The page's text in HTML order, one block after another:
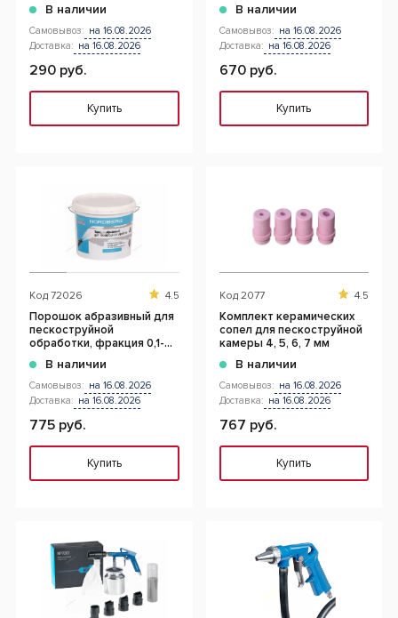
В наличии
Самовывоз: на 16.08.2026
Доставка: на 16.08.2026
290 руб.
Купить
В наличии
Самовывоз: на 16.08.2026
Доставка: на 16.08.2026
670 руб.
Купить
Код 72026 4.5
Порошок абразивный для
пескоструйной
обработки, фракция 0,1-
В наличии
Самовывоз: на 16.08.2026
Доставка: на 16.08.2026
775 руб.
Купить
Код 2077 4.5
Комплект керамических
сопел для пескоструйной
камеры 4, 5, 6, 7 мм
В наличии
Самовывоз: на 16.08.2026
Доставка: на 16.08.2026
767 руб.
Купить